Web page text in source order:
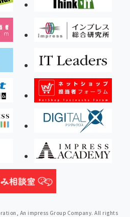
An impress Group Company. All rights